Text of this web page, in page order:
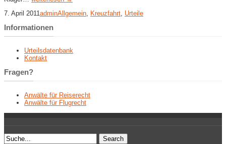
7. April 2011adminAllgemein, Kreuzfahrt, Urteile
Informationen
Urteilsdatenbank
Kontakt
Fragen?
Anwälte für Reiserecht
Anwälte für Flugrecht